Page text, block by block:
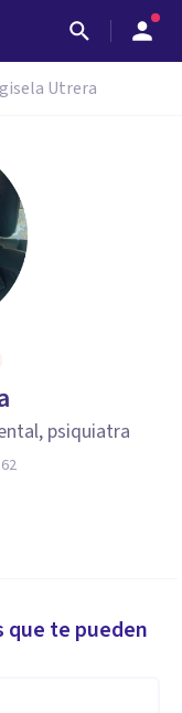
gisela Utrera
psiquiatra
que te pueden